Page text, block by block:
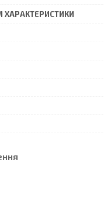
ХАРАКТЕРИСТИКИ